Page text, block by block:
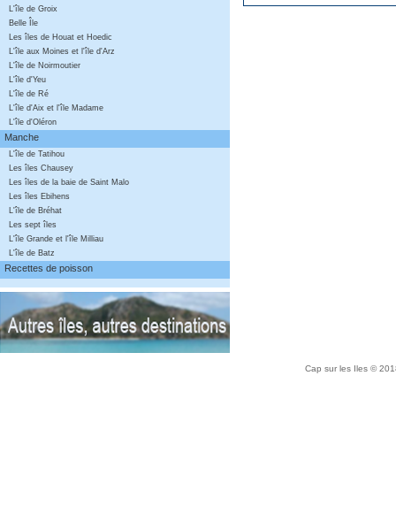
L'île de Groix
Belle Île
Les îles de Houat et Hoedic
L'île aux Moines et l'île d'Arz
L'île de Noirmoutier
L'île d'Yeu
L'île de Ré
L'île d'Aix et l'île Madame
L'île d'Oléron
Manche
L'île de Tatihou
Les îles Chausey
Les îles de la baie de Saint Malo
Les îles Ebihens
L'île de Bréhat
Les sept îles
L'île Grande et l'île Milliau
L'île de Batz
Recettes de poisson
Cap sur les Iles ©